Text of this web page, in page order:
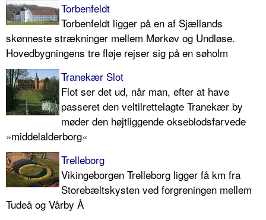
Torbenfeldt
Torbenfeldt ligger på en af Sjællands
skønneste strækninger mellem Mørkøv og Undløse.
Hovedbygningens tre fløje rejser sig på en søholm
Tranekær Slot
Flot ser det ud, når man, efter at have
passeret den veltilrettelagte Tranekær by
møder den højtliggende okseblodsfarvede
»middelalderborg«
Trelleborg
Vikingeborgen Trelleborg ligger få km fra
Storebæltskysten ved forgreningen mellem
Tudeå og Vårby Å